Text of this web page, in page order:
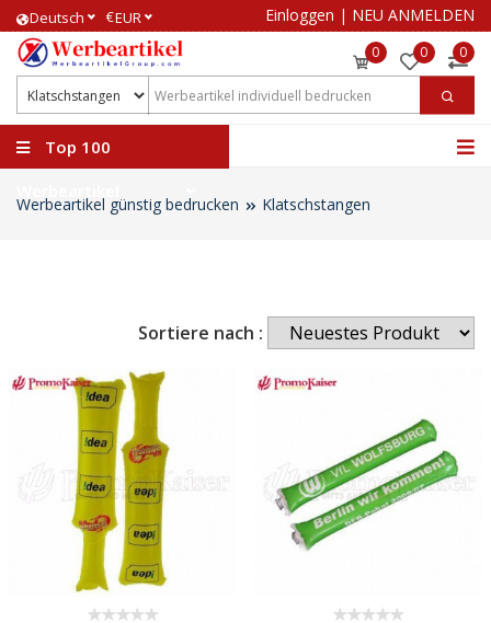
Deutsch €EUR Einloggen | NEU ANMELDEN
0 0 0
Top 100
Werbeartikel günstig bedrucken Klatschstangen
Sortiere nach :